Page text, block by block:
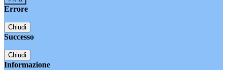
Errore
Chiudi
Successo
Chiudi
Informazione